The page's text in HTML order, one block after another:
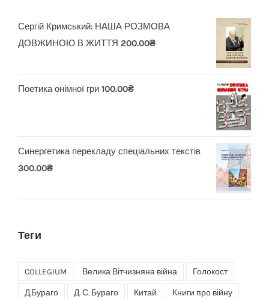
Сергій Кримський: НАША РОЗМОВА
ДОВЖИНОЮ В ЖИТТЯ 200.00₴
Поетика онімної гри 100.00₴
Синергетика перекладу спеціальних текстів
300.00₴
Теги
COLLEGIUM Велика Вітчизняна війна Голокост
Д.Бураго Д. С. Бураго Китай Книги про війну